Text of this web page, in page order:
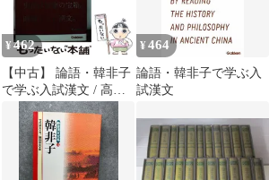
¥ 462
【中古】 論語・韓非子
で学ぶ入試漢文 / 高橋
浩樹 / 学研プラス
¥464
論語・韓非子で学ぶ入
試漢文